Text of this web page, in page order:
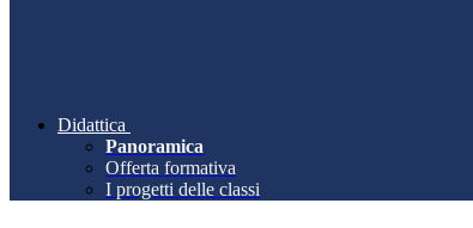
Didattica
Panoramica
Offerta formativa
I progetti delle classi